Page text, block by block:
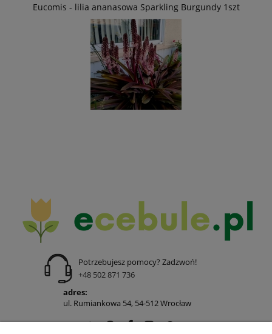
Eucomis - lilia ananasowa Sparkling Burgundy 1szt
Potrzebujesz pomocy? Zadzwoń!
+48 502 871 736
adres:
ul. Rumiankowa 54, 54-512 Wrocław